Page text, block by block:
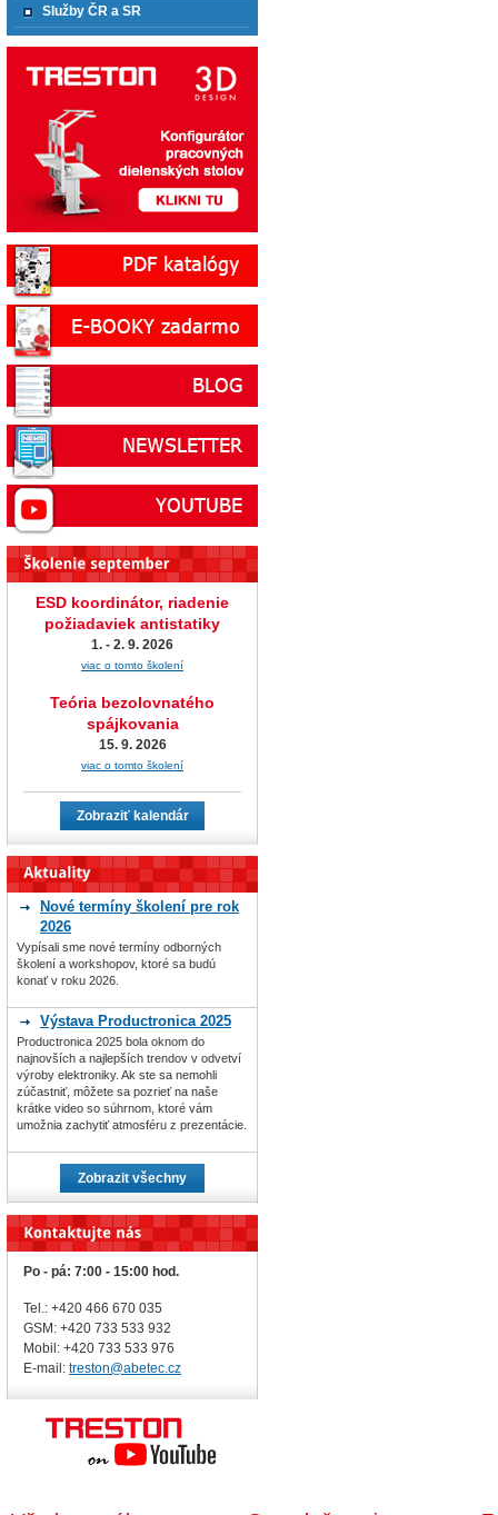
Služby ČR a SR
ESD koordinátor, riadenie
požiadaviek antistatiky
1. - 2. 9. 2026
viac o tomto školení
Teória bezolovnatého
spájkovania
15. 9. 2026
viac o tomto školení
Zobraziť kalendár
Nové termíny školení pre rok
2026
Vypísali sme nové termíny odborných
školení a workshopov, ktoré sa budú
konať v roku 2026.
Výstava Productronica 2025
Productronica 2025 bola oknom do
najnovších a najlepších trendov v odvetví
výroby elektroniky. Ak ste sa nemohli
zúčastniť, môžete sa pozrieť na naše
krátke video so súhrnom, ktoré vám
umožnia zachytiť atmosféru z prezentácie.
Zobrazit všechny
Po - pá: 7:00 - 15:00 hod.
Tel.: +420 466 670 035
GSM: +420 733 533 932
Mobil: +420 733 533 976
E-mail: treston@abetec.cz